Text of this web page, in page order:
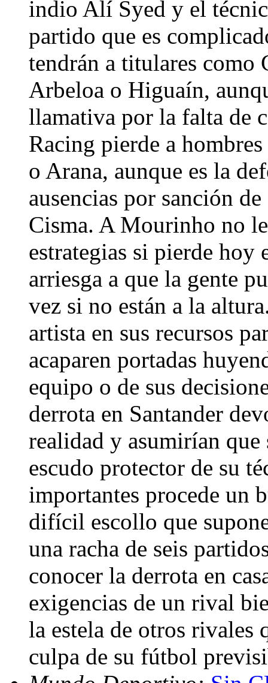
indio Alí Syed y el
partido que es
tendrán a titulares
Arbeloa o Higuaín,
llamativa por la falta de
Racing pierde a
o Arana, aunque es la
ausencias por sanción
Cisma. A Mourinho no
estrategias si pierde hoy
arriesga a que la gente
vez si no están a la
artista en sus recursos
acaparen portadas
equipo o de sus
derrota en Santander
realidad y asumirían
escudo protector de su
importantes procede un
difícil escollo que
una racha de seis
conocer la derrota en
exigencias de un rival
la estela de otros rivales
culpa de su fútbol